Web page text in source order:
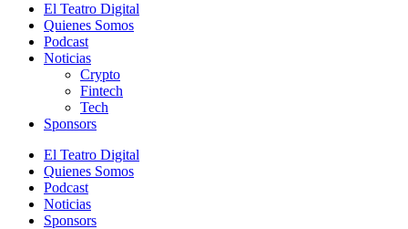
El Teatro Digital
Quienes Somos
Podcast
Noticias
Crypto
Fintech
Tech
Sponsors
El Teatro Digital
Quienes Somos
Podcast
Noticias
Sponsors